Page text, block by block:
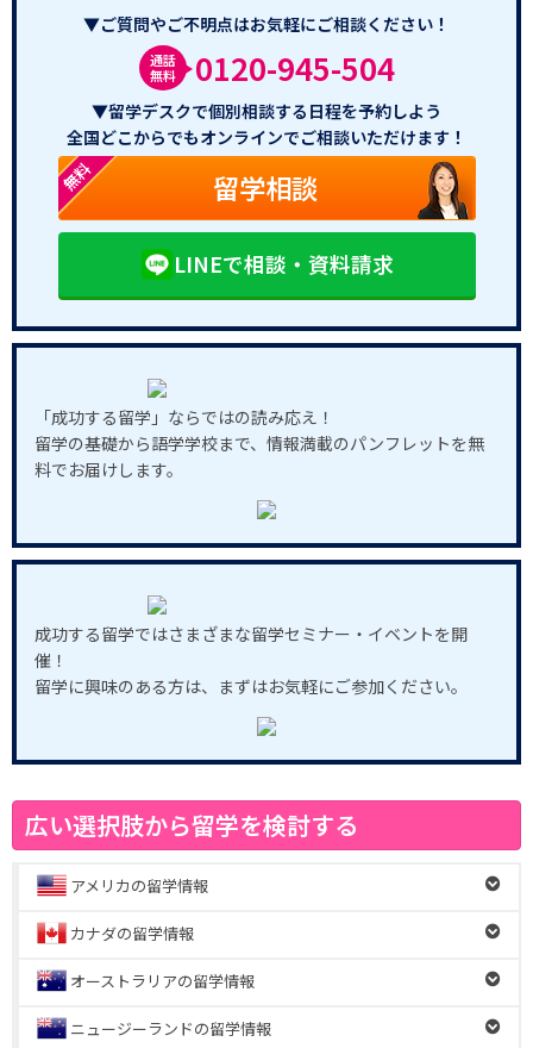
▼ご質問やご不明点はお気軽にご相談ください！
通話
無料
0120-945-504
▼留学デスクで個別相談する日程を予約しよう
全国どこからでもオンラインでご相談いただけます！
無料 留学相談
LINEで相談・資料請求
「成功する留学」ならではの読み応え！
留学の基礎から語学学校まで、情報満載のパンフレットを無
料でお届けします。
成功する留学ではさまざまな留学セミナー・イベントを開
催！
留学に興味のある方は、まずはお気軽にご参加ください。
広い選択肢から留学を検討する
アメリカの留学情報
カナダの留学情報
オーストラリアの留学情報
ニュージーランドの留学情報